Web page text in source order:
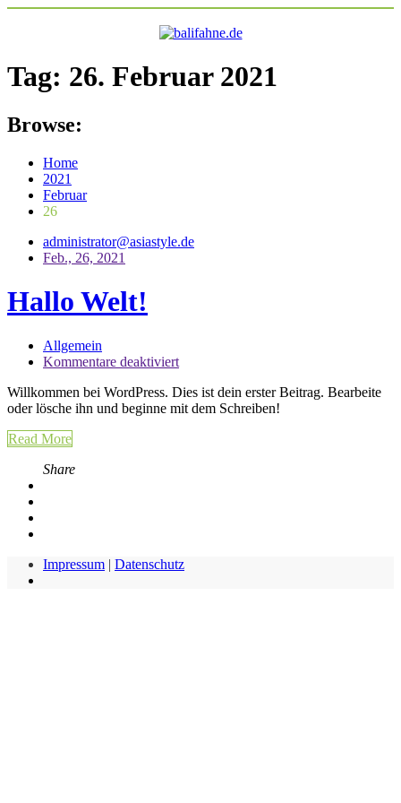
Tag: 26. Februar 2021
Browse:
Home
2021
Februar
26
administrator@asiastyle.de
Feb., 26, 2021
Hallo Welt!
Allgemein
Kommentare deaktiviertfür
Welt!
Willkommen bei WordPress. Dies ist dein erster Beitrag. Bearbeite
oder lösche ihn und beginne mit dem Schreiben!
Read More
Share
Impressum | Datenschutz